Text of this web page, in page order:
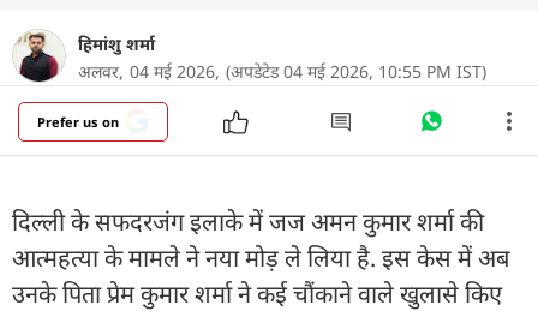
हिमांशु शर्मा
अलवर, 04 मई 2026, (अपडेटेड 04 मई 2026, 10:55 PM IST)
Prefer us on
दिल्ली के सफदरजंग इलाके में जज अमन कुमार शर्मा की
आत्महत्या के मामले ने नया मोड़ ले लिया है. इस केस में अब
उनके पिता प्रेम कुमार शर्मा ने कई चौंकाने वाले खुलासे किए